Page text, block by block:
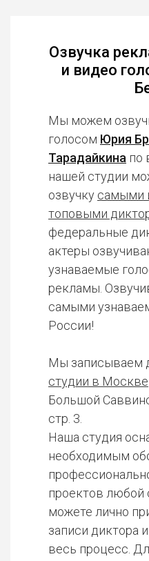
Озвучка
и видео
Мы можем
голосом Юрия
Тарадайкина по
нашей студии
озвучку самыми
топовыми
федеральные
актеры
узнаваемые
рекламы.
самыми
России!
Мы записываем
студии в Москве
Большой
стр. 3.
Наша студия
необходимым
проектов любой
можете лично
записи диктора
весь процесс.